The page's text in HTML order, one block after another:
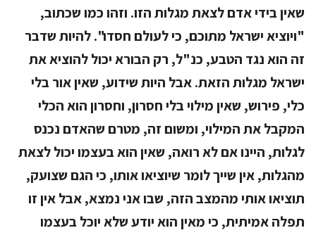
שאין בידי אדם לצאת מגלות הזו. וזהו כמו שכתוב,
"ויוציא ישראל מתוכם, כי לעולם חסדו". להיות שדבר
זה הוא נגד הטבע, כנ"ל, רק הבורא יכול להוציא את
ישראל מגלות הזאת. אבל היות שידוע, שאין אור בלי
כלי, פירוש, שאין מילוי בלי חסרון, וחסרון הוא הכלי
המקבל את המילוי, ומשום זה, מטרם שהאדם נכנס
לגלות, היינו אם לא רואה, שאין הוא בעצמו יכול לצאת
מהגלות, אין שייך לומר שיוציאו אותו, כי הגם שצועק,
תוציאו אותי מהמצב הזה, שבו אני נמצא, אבל אין זו
תפלה אמיתית, כי מאין הוא יודע שלא יוכל בעצמו